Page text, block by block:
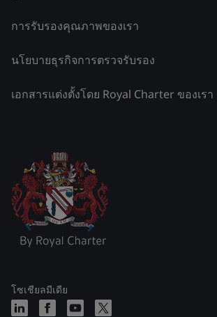
การรับรองคุณภาพของเรา
นโยบายธุรกิจการตรวจรับรอง
เอกสารแต่งตั้งโดย Royal Charter ของเรา
โซเชียลมีเดีย